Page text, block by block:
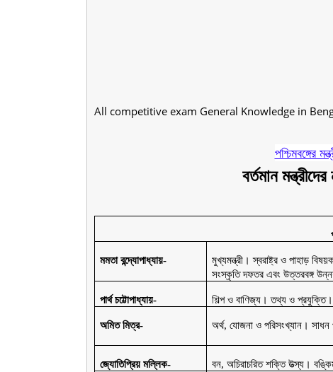
All competitive exam General Knowledge in
পশ্চিমবঙ্গের
বর্তমান
মমতা বন্দ্যোপাধ্যায়-
মুখ্যমন্ত্রী। স্বরাষ্ট্র ও পাহাড়
সংস্কৃতি দফতর এবং উত্তরবঙ্গ
পার্থ চট্টোপাধ্যায়- শিল্প ও বাণিজ্য। তথ্য ও
অমিত মিত্র- অর্থ, যোজনা ও পরিসংখ্যান। সাধন
জ্যোতিপ্রিয় মল্লিক- বন, অচিরাচরিত শক্তি উত্‍স্য।